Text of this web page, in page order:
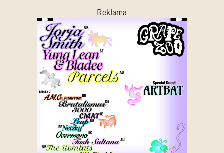
Reklama